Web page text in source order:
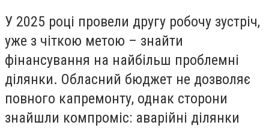
У 2025 році провели другу робочу зустріч,
уже з чіткою метою – знайти
фінансування на найбільш проблемні
ділянки. Обласний бюджет не дозволяє
повного капремонту, однак сторони
знайшли компроміс: аварійні ділянки